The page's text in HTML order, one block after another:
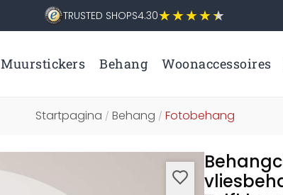
TRUSTED SHOPS4.30
Muurstickers Behang Woonaccessoires
Startpagina / Behang / Fotobehang